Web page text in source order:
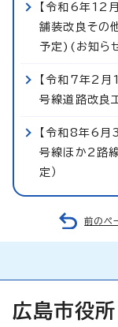
【令和6年12
舗装改良そ
予定)(お知ら
【令和7年2
号線道路改良
【令和8年6
号線ほか2路
定）
前のペ
広島市役所